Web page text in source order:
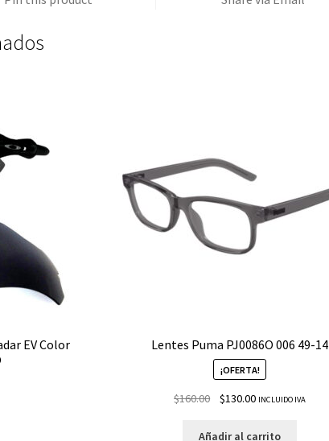
EV Color
Lentes Puma PJ0086O 006 49-14
¡OFERTA!
$160.00 $130.00 INCLUIDO IVA
Añadir al carrito